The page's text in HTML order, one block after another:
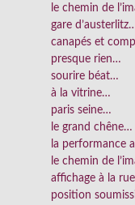
le chemin de
gare
canapés et
presque rien…
sourire béat…
à la vitrine…
paris seine…
le grand chêne…
la performance
le chemin de
affichage à la
position